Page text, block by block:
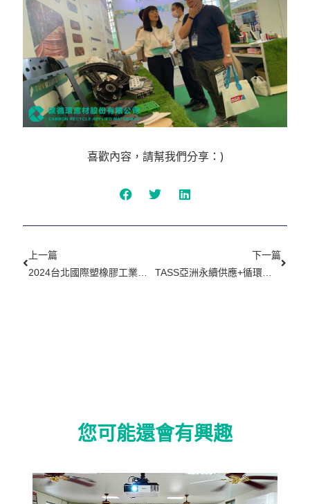
喜歡內容，請幫我們分享：)
上一篇
下一篇
TASS亞洲永續供應+循環經濟會展後記2——轉型永續供應鏈需要低碳產品的解決方案
您可能還會有興趣